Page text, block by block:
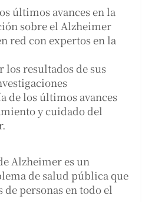
últimos avances en la
sobre el Alzheimer
red con expertos en la
los resultados de sus
de los últimos avances
y cuidado del
Alzheimer es un
de salud pública que
personas en todo el